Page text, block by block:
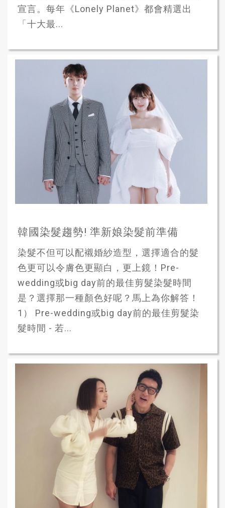
宣言。每年《Lonely Planet》都會精選出
「十大最...
韓國染髮趨勢! 準新娘染髮前準備
染髮不但可以配襯婚紗造型，選擇適合的髮
色更可以令膚色更顯白，更上鏡！Pre-
wedding或big day前的最佳剪髮染髮時間
是？選擇那一種顏色好呢？馬上為你解答！
1） Pre-wedding或big day前的最佳剪髮染
髮時間 - 若...